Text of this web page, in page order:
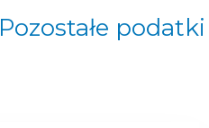
Pozostałe